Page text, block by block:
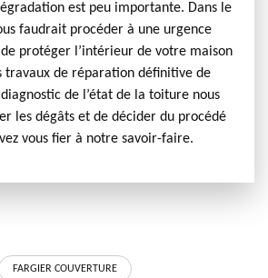
est peu importante. Dans le
faudrait procéder à une urgence
protéger l’intérieur de votre maison
travaux de réparation définitive de
de l’état de la toiture nous
les dégâts et de décider du procédé
vous fier à notre savoir-faire.
FARGIER COUVERTURE